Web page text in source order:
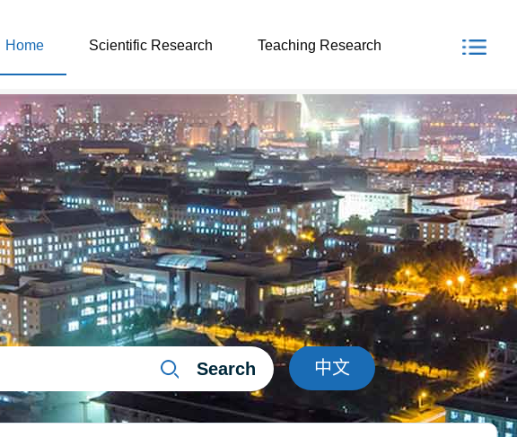
Home Scientific Research Teaching Research
Search 中文